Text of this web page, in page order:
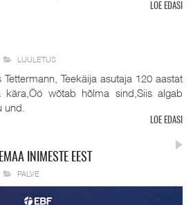
LOE EDASI
LUULETUS
Teekäija asutaja 120 aastat
wõtab hõlma sind,Siis algab
LOE EDASI
INIMESTE EEST
PALVE